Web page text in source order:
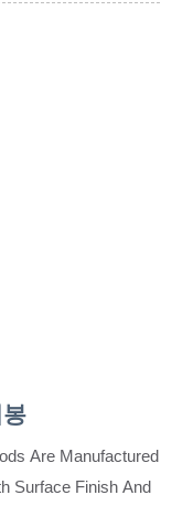
Are Manufactured
Surface Finish And